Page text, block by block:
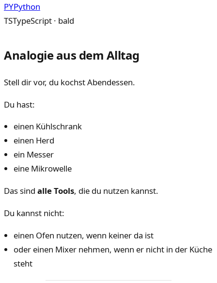
PYPython
TSTypeScript · bald
Analogie aus dem Alltag
Stell dir vor, du kochst Abendessen.
Du hast:
einen Kühlschrank
einen Herd
ein Messer
eine Mikrowelle
Das sind alle Tools, die du nutzen kannst.
Du kannst nicht:
einen Ofen nutzen, wenn keiner da ist
oder einen Mixer nehmen, wenn er nicht in der Küche
steht